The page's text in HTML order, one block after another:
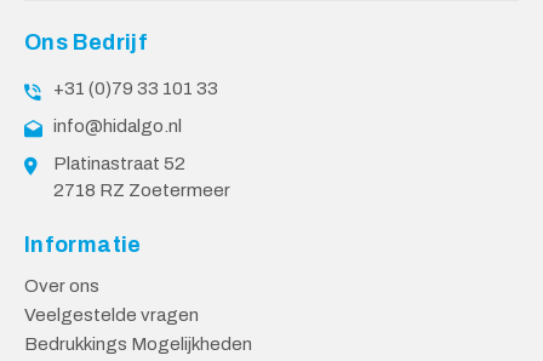
Ons Bedrijf
+31 (0)79 33 101 33
info@hidalgo.nl
Platinastraat 52
2718 RZ Zoetermeer
Informatie
Over ons
Veelgestelde vragen
Bedrukkings Mogelijkheden